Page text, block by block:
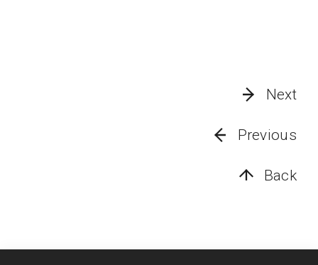
Next
Previous
Back